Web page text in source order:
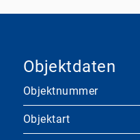
Objektdaten
Objektnummer
Objektart